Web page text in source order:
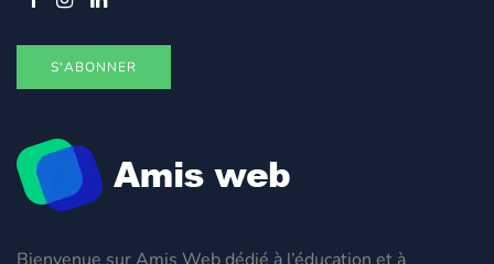
Bienvenue sur Amis Web dédié à l’éducation et à
S'ABONNER